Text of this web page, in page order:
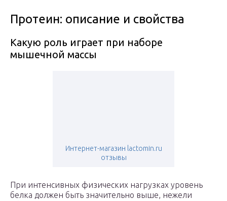
Протеин: описание и свойства
Какую роль играет при наборе
мышечной массы
Интернет-магазин lactomin.ru
отзывы
При интенсивных физических нагрузках уровень
белка должен быть значительно выше, нежели